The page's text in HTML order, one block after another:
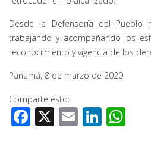
Desde la Defensoría del Pueblo
trabajando y acompañando los
reconocimiento y vigencia de los
Panamá, 8 de marzo de 2020
Comparte esto:
Facebook
X Email